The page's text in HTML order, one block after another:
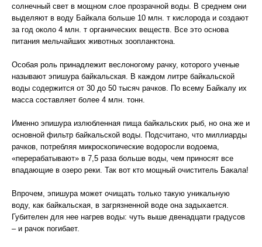
солнечный свет в мощном слое прозрачной воды. В среднем они
выделяют в воду Байкала больше 10 млн. т кислорода и создают
за год около 4 млн. т органических веществ. Все это основа
питания мельчайших животных зоопланктона.
Особая роль принадлежит веслоногому рачку, которого ученые
называют эпишура байкальская. В каждом литре байкальской
воды содержится от 30 до 50 тысяч рачков. По всему Байкалу их
масса составляет более 4 млн. тонн.
Именно эпишура излюбленная пища байкальских рыб, но она же и
основной фильтр байкальской воды. Подсчитано, что миллиарды
рачков, потребляя микроскопические водоросли водоема,
«перерабатывают» в 7,5 раза больше воды, чем приносят все
впадающие в озеро реки. Так вот кто мощный очиститель Бакала!
Впрочем, эпишура может очищать только такую уникальную
воду, как байкальская, в загрязненной воде она задыхается.
Губителен для нее нагрев воды: чуть выше двенадцати градусов
– и рачок погибает.